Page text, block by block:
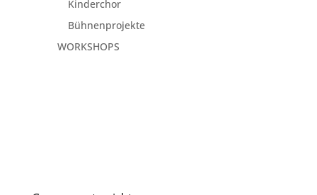
Kinderchor
Bühnenprojekte
WORKSHOPS